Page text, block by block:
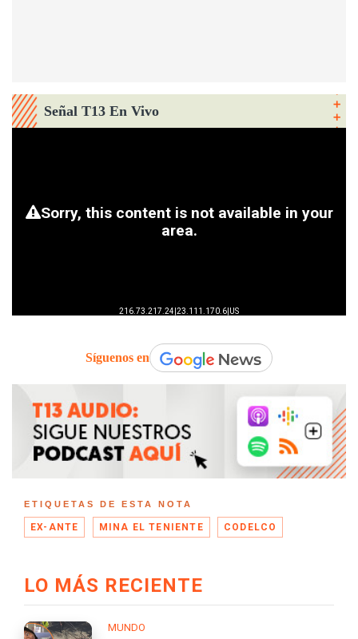
Señal T13 En Vivo
Síguenos en
ETIQUETAS DE ESTA NOTA
EX-ANTE MINA EL TENIENTE CODELCO
LO MÁS RECIENTE
MUNDO